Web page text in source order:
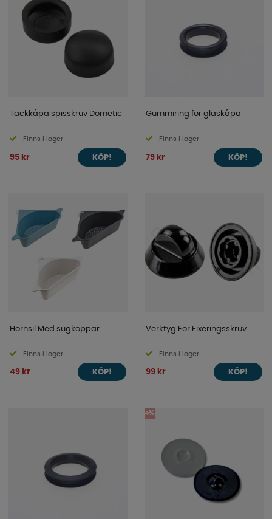
Täckkåpa spisskruv Dometic
Finns i lager
95 kr KÖP!
Gummiring för glaskåpa
Finns i lager
79 kr KÖP!
Hörnsil Med sugkoppar
Finns i lager
49 kr KÖP!
Verktyg För Fixeringsskruv
Finns i lager
99 kr KÖP!
4%